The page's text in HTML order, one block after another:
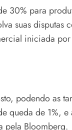
30% para
suas
iniciada
podendo as
de 1%,
pela Bloomberg.